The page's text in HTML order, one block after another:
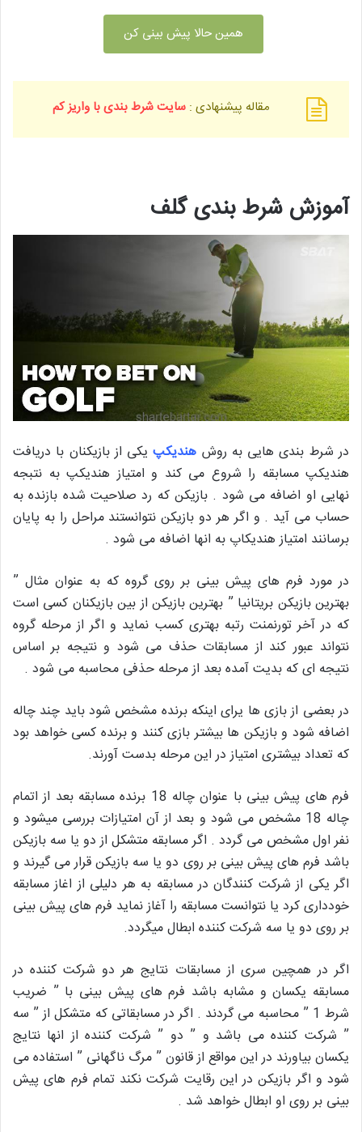
همین حالا پیش بینی کن
مقاله پیشنهادی :سایت شرط بندی با واریز کم
آموزش شرط بندی گلف
در شرط بندی هایی به روش هندیکپیکی از بازیکنان با دریافت
هندیکپ مسابقه را شروع می کند و امتیاز هندیکپ به نتبجه
نهایی او اضافه می شود . بازیکن که رد صلاحیت شده بازنده به
حساب می آید . و اگر هر دو بازیکن نتوانستند مراحل را به پایان
برسانند امتیاز هندیکاپ به انها اضافه می شود .
در مورد فرم های پیش بینی بر روی گروه که به عنوان مثال ”
بهترین بازیکن بریتانیا ” بهترین بازیکن از بین بازیکنان کسی است
که در آخر تورنمنت رتبه بهتری کسب نماید و اگر از مرحله گروه
نتواند عبور کند از مسابقات حذف می شود و نتیجه بر اساس
نتیجه ای که بدیت آمده بعد از مرحله حذفی محاسبه می شود .
در بعضی از بازی ها یرای اینکه برنده مشخص شود باید چند چاله
اضافه شود و بازیکن ها بیشتر بازی کنند و برنده کسی خواهد بود
که تعداد بیشتری امتیاز در این مرحله بدست آورند.
فرم های پیش بینی با عنوان چاله 18 برنده مسابقه بعد از اتمام
چاله 18 مشخص می شود و بعد از آن امتیازات بررسی میشود و
نفر اول مشخص می گردد . اگر مسابقه متشکل از دو یا سه بازیکن
باشد فرم های پیش بینی بر روی دو یا سه بازیکن قرار می گیرند و
اگر یکی از شرکت کنندگان در مسابقه به هر دلیلی از اغاز مسابقه
خودداری کرد یا نتوانست مسابقه را آغاز نماید فرم های پیش بینی
بر روی دو یا سه شرکت کننده ابطال میگردد.
اگر در همچین سری از مسابقات نتایج هر دو شرکت کننده در
مسابقه یکسان و مشابه باشد فرم های پیش بینی با ” ضریب
شرط 1 ” محاسبه می گردند . اگر در مسابقاتی که متشکل از ” سه
” شرکت کننده می باشد و ” دو ” شرکت کننده از انها نتایج
یکسان بیاورند در این مواقع از قانون ” مرگ ناگهانی ” استفاده می
شود و اگر بازیکن در این رقایت شرکت نکند تمام فرم های پیش
بینی بر روی او ابطال خواهد شد .